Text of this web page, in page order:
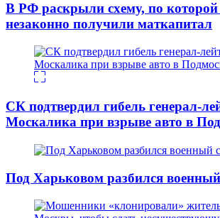
В РФ раскрыли схему, по
незаконно получили маткапитал
СК подтвердил гибель генерал-
Москалика при взрыве авто в
Под Харьковом разбился